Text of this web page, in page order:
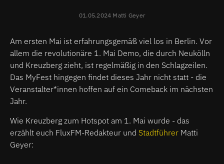
01.05.2024 Matti Geyer
Am ersten Mai ist erfahrungsgemäß viel los in Berlin. Vor
allem die revolutionäre 1. Mai Demo, die durch Neukölln
und Kreuzberg zieht, ist regelmäßig in den Schlagzeilen.
Das MyFest hingegen findet dieses Jahr nicht statt - die
Veranstalter*innen hoffen auf ein Comeback im nächsten
Jahr.
Wie Kreuzberg zum Hotspot am 1. Mai wurde - das
erzählt euch FluxFM-Redakteur und Stadtführer Matti
Geyer: